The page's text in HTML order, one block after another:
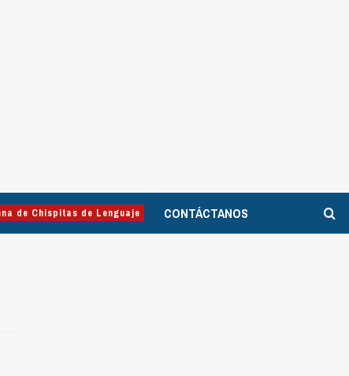
de Chispitas de Lenguaje CONTÁCTANOS